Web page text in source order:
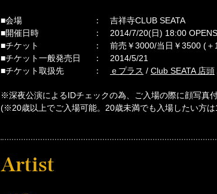
■会場
吉祥寺CLUB SEATA
■開催日時
2014/7/20(日) 18:00
■チケット
前売￥3000/当日￥3500 (
■チケット一般発売日
2014/5/21
■チケット取扱先
ｅプラス / Club SEATA 店頭
※深夜公演によるIDチェックの為、ご入場の際に顔写真
(※20歳以上でご入場可能。20歳未満でも入場したい方
Artist